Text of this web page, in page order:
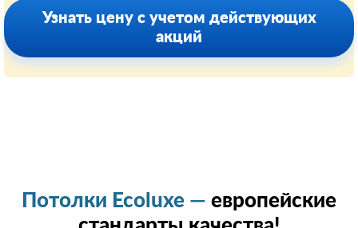
Узнать цену с учетом действующих
акций
Потолки Ecoluxe — европейские